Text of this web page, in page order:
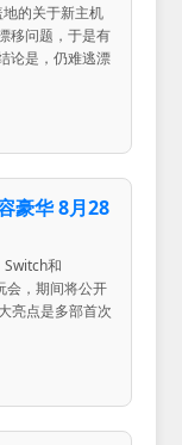
的关于新主机
移问题，于是有
论是，仍难逃漂
豪华 8月28
Switch和
会，期间将公开
亮点是多部首次